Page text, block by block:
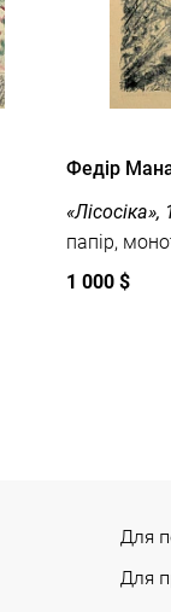
Федір
«Лісосіка»,
папір,
1 000 $
Для
Для